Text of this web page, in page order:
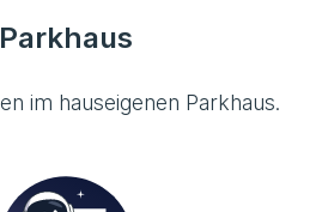
Parkhaus
im hauseigenen Parkhaus.